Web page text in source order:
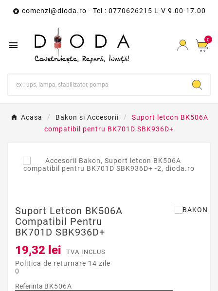
 comenzi@dioda.ro - Tel : 0770626215 L-V 9.00-17.00
 0
Acasa Bakon si Accesorii
Suport letcon BK506A
compatibil pentru BK701D SBK936D+
Suport Letcon BK506A
Compatibil Pentru
BK701D SBK936D+
19,32 lei TVA INCLUS
Politica de returnare 14 zile
0
Referinta BK506A